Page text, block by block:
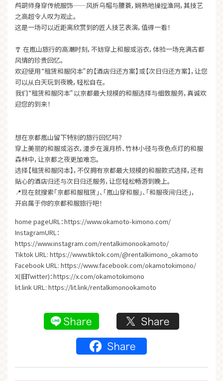
鸬鹚师身穿传统服饰——风折乌帽与腰蓑，娴熟地操控渔网，其技艺
之高超令人叹为观止。
这是一场可以近距离欣赏到的匠人技艺表演，值得一看！
🎐 在嵐山旅行的高潮时刻，不妨穿上和服或浴衣，体验一场充满古都
风情的珍贵回忆。
欢迎使用“租赁和服冈本”的【酒店归还方案】或【次日归还方案】，让您
可以从白天玩到夜晚，轻松自在。
我们“租赁和服冈本”以京都最大规模的和服选择与细致服务，真诚欢
迎您的到来！
想在京都嵐山留下特别的旅行回忆吗？
穿上美丽的和服或浴衣，漫步在渡月桥、竹林小径与夜色点灯的和服
森林中，让京都之夜更加难忘。
选择【租赁和服冈本】，不仅拥有京都最大规模的和服款式选择，还有
贴心的酒店归还与次日归还服务，让您轻松畅游到晚上。
📍现在就搜索「京都和服租赁」、「嵐山穿和服」、「和服夜间归还」，
开启属于你的京都和服旅行吧！
home pageURL：https://www.okamoto-kimono.com/
InstagramURL：
https://www.instagram.com/rentalkimonookamoto/
Tiktok URL: https://www.tiktok.com/@rentalkimono_okamoto
Facebook URL: https://www.facebook.com/okamotokimono/
X(旧Twitter)：https://x.com/okamotokimono
lit.link URL: https://lit.link/rentalkimonookamoto